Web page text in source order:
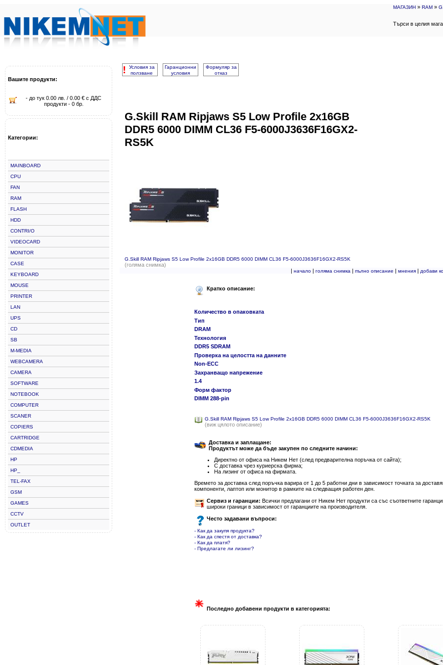
МАГАЗИН » RAM »
Търси в целия
Вашите продукти:
- до тук 0.00 лв. / 0.00 € с ДДС
продукти - 0 бр.
Категории:
MAINBOARD
CPU
FAN
RAM
FLASH
HDD
CONTRI/O
VIDEOCARD
MONITOR
CASE
KEYBOARD
MOUSE
PRINTER
LAN
UPS
CD
SB
M-MEDIA
WEBCAMERA
CAMERA
SOFTWARE
NOTEBOOK
COMPUTER
SCANER
COPIERS
CARTRIDGE
CDMEDIA
HP
HP_
TEL-FAX
GSM
GAMES
CCTV
OUTLET
!
Условия за
ползване
Гаранционни
условия
Формуляр за
отказ
G.Skill RAM Ripjaws S5 Low Profile 2x16GB
DDR5 6000 DIMM CL36 F5-6000J3636F16GX2-
RS5K
G.Skill RAM Ripjaws S5 Low Profile 2x16GB DDR5 6000 DIMM CL36 F5-6000J3636F16GX2-RS5K
(голяма снимка)
| начало| голяма снимка | пълно описание | мнения| добави
Кратко описание:
Количество в опаковката
Тип
DRAM
Технология
DDR5 SDRAM
Проверка на целостта на данните
Non-ECC
Захранващо напрежение
1.4
Форм фактор
DIMM 288-pin
G.Skill RAM Ripjaws S5 Low Profile 2x16GB DDR5 6000 DIMM CL36 F5-6000J3636F16GX2-RS5K
(виж цялото описание)
Доставка и заплащане:
Продуктът може да бъде закупен по следните начини:
Директно от офиса на Никем Нет (след предварителна поръчка от сайта);
С доставка чрез куриерска фирма;
На лизинг от офиса на фирмата.
Времето за доставка след поръчка варира от 1 до 5 работни дни в зависимост точката за
компоненти, лаптоп или монитор в рамките на следващия работен ден.
Сервиз и гаранции: Всички предлагани от Никем Нет продукти са със съответните
широки граници в зависимост от гаранциите на производителя.
Често задавани въпроси:
- Как да закупя продукта?
- Как да спестя от доставка?
- Как да платя?
- Предлагате ли лизинг?
Последно добавени продукти в категорията: